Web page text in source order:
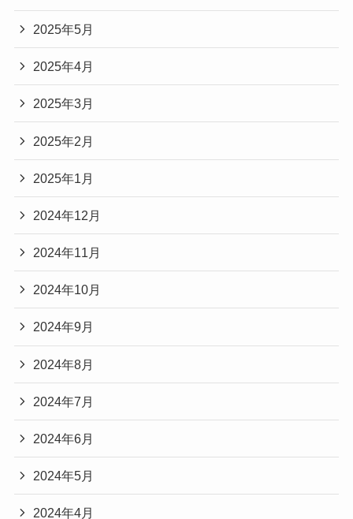
2025年5月
2025年4月
2025年3月
2025年2月
2025年1月
2024年12月
2024年11月
2024年10月
2024年9月
2024年8月
2024年7月
2024年6月
2024年5月
2024年4月